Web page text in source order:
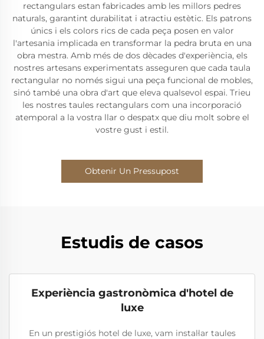
rectangulars estan fabricades amb les millors pedres
naturals, garantint durabilitat i atractiu estètic. Els patrons
únics i els colors rics de cada peça posen en valor
l'artesania implicada en transformar la pedra bruta en una
obra mestra. Amb més de dos dècades d'experiència, els
nostres artesans experimentats asseguren que cada taula
rectangular no només sigui una peça funcional de mobles,
sinó també una obra d'art que eleva qualsevol espai. Trieu
les nostres taules rectangulars com una incorporació
atemporal a la vostra llar o despatx que diu molt sobre el
vostre gust i estil.
Obtenir Un Pressupost
Estudis de casos
Experiència gastronòmica d'hotel de
luxe
En un prestigiós hotel de luxe, vam instal·lar taules